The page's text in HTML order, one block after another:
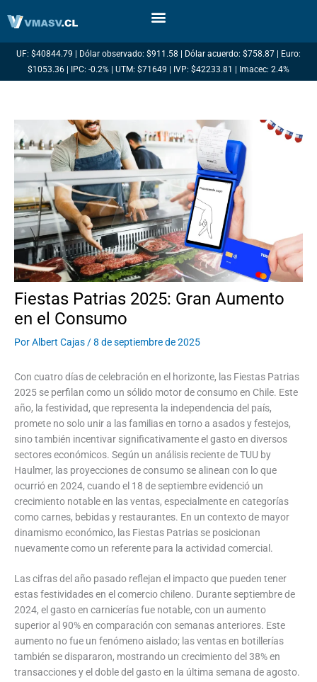
UF: $40844.79 | Dólar observado: $911.58 | Dólar acuerdo: $758.87 | Euro:
$1053.36 | IPC: -0.2% | UTM: $71649 | IVP: $42233.81 | Imacec: 2.4%
Fiestas Patrias 2025: Gran Aumento
en el Consumo
PorAlbert Cajas/8 de septiembre de 2025
Con cuatro días de celebración en el horizonte, las Fiestas Patrias
2025 se perfilan como un sólido motor de consumo en Chile. Este
año, la festividad, que representa la independencia del país,
promete no solo unir a las familias en torno a asados y festejos,
sino también incentivar significativamente el gasto en diversos
sectores económicos. Según un análisis reciente de TUU by
Haulmer, las proyecciones de consumo se alinean con lo que
ocurrió en 2024, cuando el 18 de septiembre evidenció un
crecimiento notable en las ventas, especialmente en categorías
como carnes, bebidas y restaurantes. En un contexto de mayor
dinamismo económico, las Fiestas Patrias se posicionan
nuevamente como un referente para la actividad comercial.
Las cifras del año pasado reflejan el impacto que pueden tener
estas festividades en el comercio chileno. Durante septiembre de
2024, el gasto en carnicerías fue notable, con un aumento
superior al 90% en comparación con semanas anteriores. Este
aumento no fue un fenómeno aislado; las ventas en botillerías
también se dispararon, mostrando un crecimiento del 38% en
transacciones y el doble del gasto en la última semana de agosto.